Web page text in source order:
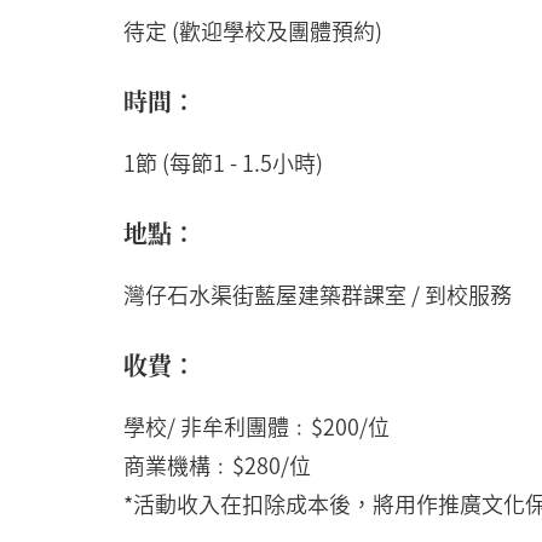
待定 (歡迎學校及團體預約)
時間：
1節 (每節1 - 1.5小時)
地點：
灣仔石水渠街藍屋建築群課室 / 到校服務
收費：
學校/ 非牟利團體﹕$200/位
商業機構﹕$280/位
*活動收入在扣除成本後，將用作推廣文化